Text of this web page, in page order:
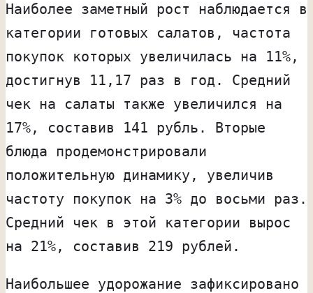
Наиболее заметный рост наблюдается в
категории готовых салатов, частота
покупок которых увеличилась на 11%,
достигнув 11,17 раз в год. Средний
чек на салаты также увеличился на
17%, составив 141 рубль. Вторые
блюда продемонстрировали
положительную динамику, увеличив
частоту покупок на 3% до восьми раз.
Средний чек в этой категории вырос
на 21%, составив 219 рублей.
Наибольшее удорожание зафиксировано